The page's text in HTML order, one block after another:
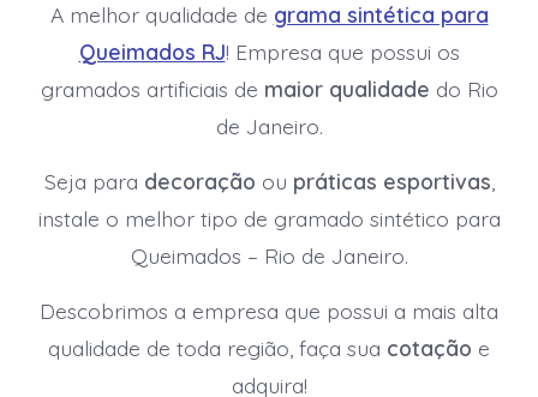
A melhor qualidade de grama sintética para
Queimados RJ! Empresa que possui os
gramados artificiais de maior qualidade do Rio
de Janeiro.
Seja para decoração ou práticas esportivas
instale o melhor tipo de gramado sintético para
Queimados – Rio de Janeiro.
Descobrimos a empresa que possui a mais alta
qualidade de toda região, faça sua cotação e
adquira!